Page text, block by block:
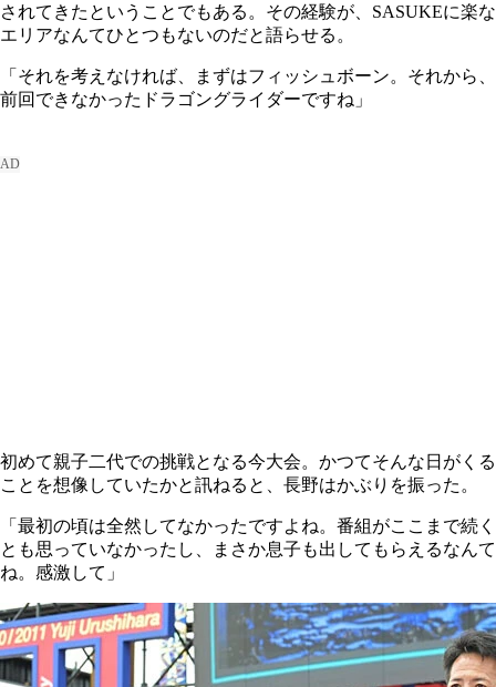
されてきたということでもある。その経験が、SASUKEに楽な
エリアなんてひとつもないのだと語らせる。
「それを考えなければ、まずはフィッシュボーン。それから、
前回できなかったドラゴングライダーですね」
初めて親子二代での挑戦となる今大会。かつてそんな日がくる
ことを想像していたかと訊ねると、長野はかぶりを振った。
「最初の頃は全然してなかったですよね。番組がここまで続く
とも思っていなかったし、まさか息子も出してもらえるなんて
ね。感激して」